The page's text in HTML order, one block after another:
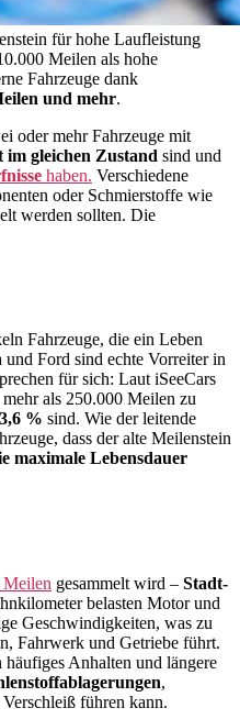
für hohe Laufleistung
Meilen als hohe
Fahrzeuge dank
und mehr.
oder mehr Fahrzeuge mit
im gleichen Zustand sind und
haben. Verschiedene
oder Schmierstoffe wie
werden sollten. Die
Fahrzeuge, die ein Leben
Ford sind echte Vorreiter in
für sich: Laut iSeeCars
mehr als 250.000 Meilen zu
% sind. Wie der leitende
dass der alte Meilenstein
maximale Lebensdauer
gesammelt wird – Stadt-
belasten Motor und
Geschwindigkeiten, was zu
Fahrwerk und Getriebe führt.
Anhalten und längere
,
führen kann.